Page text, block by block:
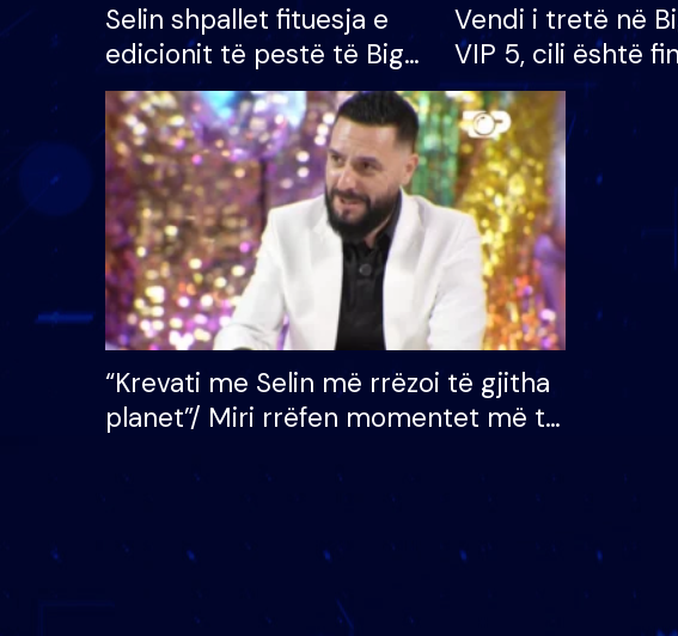
Selin shpallet fituesja e
edicionit të pestë të Big
Brother VIP, rrëmben
çmimin e madh prej 100
mijë eurosh
Vendi i tretë në
VIP 5, cili është
radhës që lë
“Krevati me Selin më rrëzoi të gjitha
planet”/ Miri rrëfen momentet më të
mungojë zilja e mëngjesit kur…